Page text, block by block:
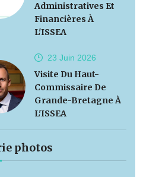
Administratives Et
Financières À
L'ISSEA
23 Juin 2026
Visite Du Haut-
Commissaire De
Grande-Bretagne À
L'ISSEA
photos